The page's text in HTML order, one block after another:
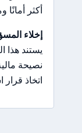
أكثر أمانًا
إخلاء
يستند هذا
نصيحة
اتخاذ